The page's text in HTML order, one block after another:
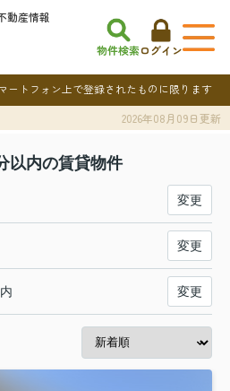
動産情報
物件検索ログイン
ートフォン上で登録されたものに限ります
2026年08月09日更新
以内の賃貸物件
変更
変更
変更